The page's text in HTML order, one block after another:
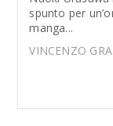
spunto per
manga...
VINCENZO